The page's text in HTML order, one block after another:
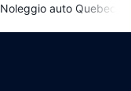
Noleggio auto Quebec